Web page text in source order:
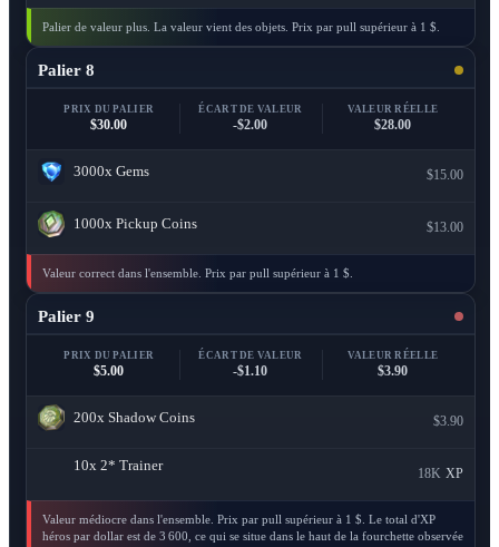
Palier de valeur plus. La valeur vient des objets. Prix par pull supérieur à 1 $.
Palier 8
PRIX DU PALIER
$30.00
ÉCART DE VALEUR
-$2.00
VALEUR RÉELLE
$28.00
3000x Gems $15.00
1000x Pickup Coins $13.00
Valeur correct dans l'ensemble. Prix par pull supérieur à 1 $.
Palier 9
PRIX DU PALIER
$5.00
ÉCART DE VALEUR
-$1.10
VALEUR RÉELLE
$3.90
200x Shadow Coins $3.90
10x 2* Trainer
18K XP
Valeur médiocre dans l'ensemble. Prix par pull supérieur à 1 $. Le total d'XP
héros par dollar est de 3 600, ce qui se situe dans le haut de la fourchette observée